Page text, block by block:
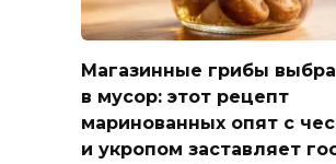
Магазинные грибы
в мусор: этот рецепт
маринованных опят с
и укропом заставляет